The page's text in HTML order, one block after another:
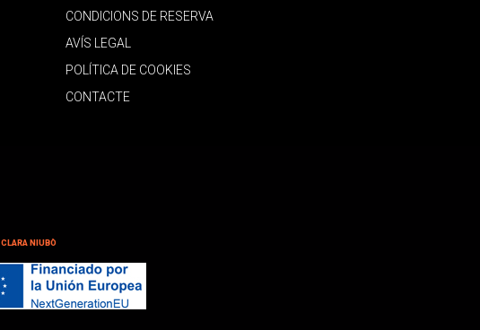
CONDICIONS DE RESERVA
AVÍS LEGAL
POLÍTICA DE COOKIES
CONTACTE
CLARA NIUBÒ